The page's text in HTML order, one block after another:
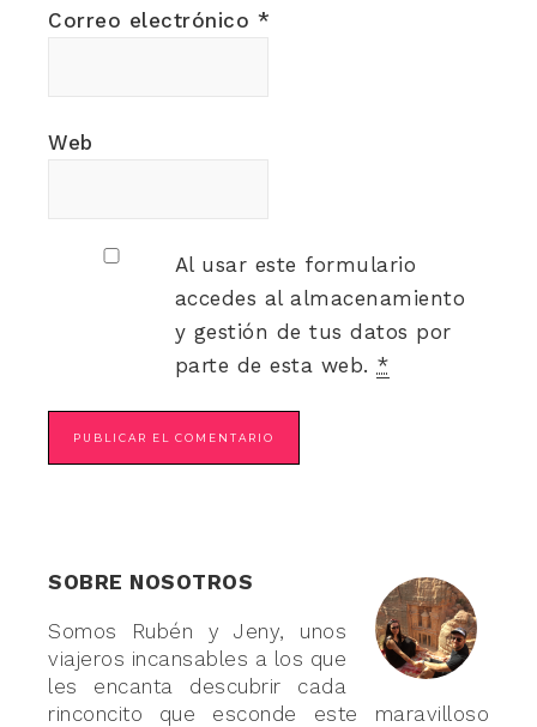
Correo electrónico *
Web
Al usar este formulario
accedes al almacenamiento
y gestión de tus datos por
parte de esta web. *
SOBRE NOSOTROS
Somos Rubén y Jeny, unos
viajeros incansables a los que
les encanta descubrir cada
rinconcito que esconde este maravilloso